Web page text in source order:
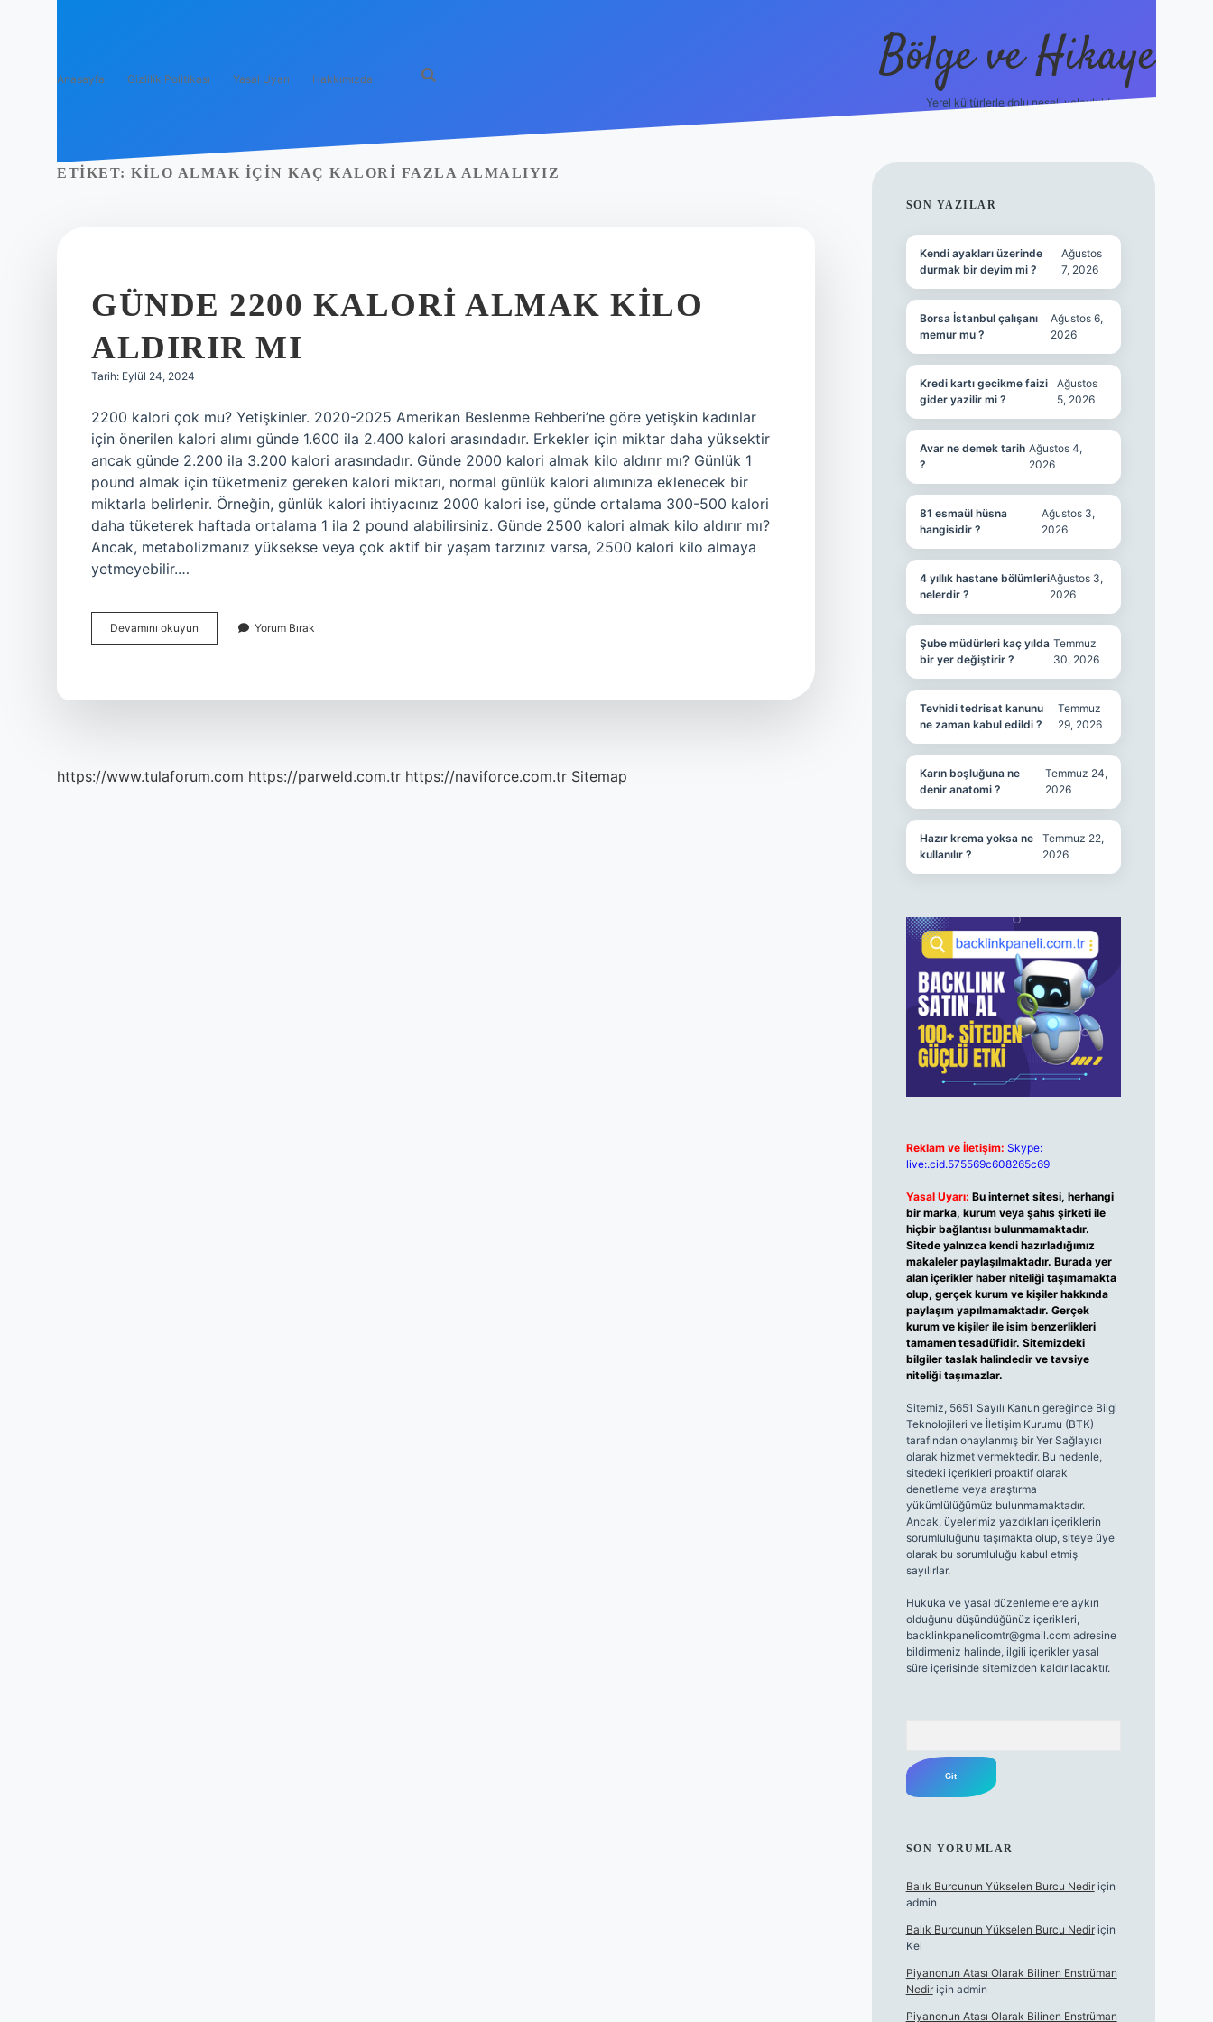
Anasayfa Gizlilik Politikası Yasal Uyarı Hakkımızda Bölge ve Hikaye
Yerel kültürlerle dolu neşeli yolculuk!
ETIKET: KILO ALMAK IÇIN KAÇ KALORI FAZLA ALMALIYIZ
GÜNDE 2200 KALORI ALMAK KILO
ALDIRIR MI
Tarih: Eylül 24, 2024
2200 kalori çok mu? Yetişkinler. 2020-2025 Amerikan Beslenme Rehberi’ne göre yetişkin kadınlar
için önerilen kalori alımı günde 1.600 ila 2.400 kalori arasındadır. Erkekler için miktar daha yüksektir
ancak günde 2.200 ila 3.200 kalori arasındadır. Günde 2000 kalori almak kilo aldırır mı? Günlük 1
pound almak için tüketmeniz gereken kalori miktarı, normal günlük kalori alımınıza eklenecek bir
miktarla belirlenir. Örneğin, günlük kalori ihtiyacınız 2000 kalori ise, günde ortalama 300-500 kalori
daha tüketerek haftada ortalama 1 ila 2 pound alabilirsiniz. Günde 2500 kalori almak kilo aldırır mı?
Ancak, metabolizmanız yüksekse veya çok aktif bir yaşam tarzınız varsa, 2500 kalori kilo almaya
yetmeyebilir.…
Devamını okuyun
2200
Yorum Bırak
https://www.tulaforum.com https://parweld.com.tr https://naviforce.com.tr Sitemap
SIDEBAR
SON YAZILAR
Kendi ayakları üzerinde
durmak bir deyim mi ?
Ağustos
7, 2026
Borsa İstanbul çalışanı
memur mu ?
Ağustos 6,
2026
Kredi kartı gecikme faizi
gider yazilir mi ?
Ağustos
5, 2026
Avar ne demek tarih
?
Ağustos 4,
2026
81 esmaül hüsna
hangisidir ?
Ağustos 3,
2026
4 yıllık hastane bölümleri
nelerdir ?
Ağustos 3,
2026
Şube müdürleri kaç yılda
bir yer değiştirir ?
Temmuz
30, 2026
Tevhidi tedrisat kanunu
ne zaman kabul edildi ?
Temmuz
29, 2026
Karın boşluğuna ne
denir anatomi ?
Temmuz 24,
2026
Hazır krema yoksa ne
kullanılır ?
Temmuz 22,
2026
Reklam ve İletişim: Skype:
live:.cid.575569c608265c69
Yasal Uyarı: Bu internet sitesi, herhangi
bir marka, kurum veya şahıs şirketi ile
hiçbir bağlantısı bulunmamaktadır.
Sitede yalnızca kendi hazırladığımız
makaleler paylaşılmaktadır. Burada yer
alan içerikler haber niteliği taşımamakta
olup, gerçek kurum ve kişiler hakkında
paylaşım yapılmamaktadır. Gerçek
kurum ve kişiler ile isim benzerlikleri
tamamen tesadüfidir. Sitemizdeki
bilgiler taslak halindedir ve tavsiye
niteliği taşımazlar.
Sitemiz, 5651 Sayılı Kanun gereğince Bilgi
Teknolojileri ve İletişim Kurumu (BTK)
tarafından onaylanmış bir Yer Sağlayıcı
olarak hizmet vermektedir. Bu nedenle,
sitedeki içerikleri proaktif olarak
denetleme veya araştırma
yükümlülüğümüz bulunmamaktadır.
Ancak, üyelerimiz yazdıkları içeriklerin
sorumluluğunu taşımakta olup, siteye üye
olarak bu sorumluluğu kabul etmiş
sayılırlar.
Hukuka ve yasal düzenlemelere aykırı
olduğunu düşündüğünüz içerikleri,
backlinkpanelicomtr@gmail.comadresine
bildirmeniz halinde, ilgili içerikler yasal
süre içerisinde sitemizden kaldırılacaktır.
SON YORUMLAR
Balık Burcunun Yükselen Burcu Nediriçin
admin
Balık Burcunun Yükselen Burcu Nediriçin
Kel
Piyanonun Atası Olarak Bilinen Enstrüman
Nediriçin admin
Piyanonun Atası Olarak Bilinen Enstrüman
grand opera